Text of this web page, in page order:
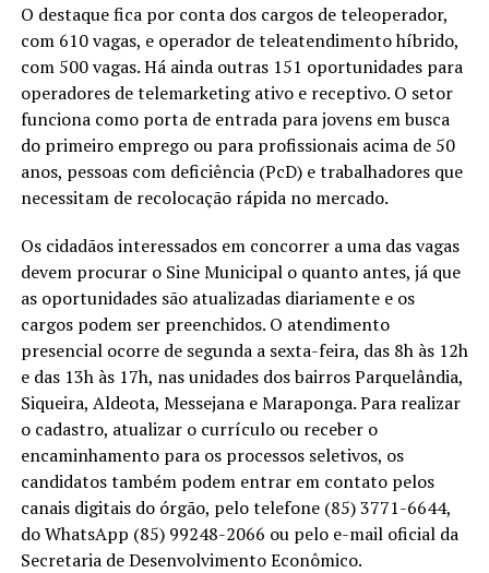
O destaque fica por conta dos cargos de teleoperador,
com 610 vagas, e operador de teleatendimento híbrido,
com 500 vagas. Há ainda outras 151 oportunidades para
operadores de telemarketing ativo e receptivo. O setor
funciona como porta de entrada para jovens em busca
do primeiro emprego ou para profissionais acima de 50
anos, pessoas com deficiência (PcD) e trabalhadores que
necessitam de recolocação rápida no mercado.
Os cidadãos interessados em concorrer a uma das vagas
devem procurar o Sine Municipal o quanto antes, já que
as oportunidades são atualizadas diariamente e os
cargos podem ser preenchidos. O atendimento
presencial ocorre de segunda a sexta-feira, das 8h às 12h
e das 13h às 17h, nas unidades dos bairros Parquelândia,
Siqueira, Aldeota, Messejana e Maraponga. Para realizar
o cadastro, atualizar o currículo ou receber o
encaminhamento para os processos seletivos, os
candidatos também podem entrar em contato pelos
canais digitais do órgão, pelo telefone (85) 3771-6644,
do WhatsApp (85) 99248-2066 ou pelo e-mail oficial da
Secretaria de Desenvolvimento Econômico.